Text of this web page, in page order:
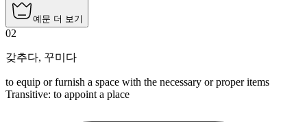
예문 더 보기
02
갖추다, 꾸미다
to equip or furnish a space with the necessary or proper items
Transitive: to appoint a place